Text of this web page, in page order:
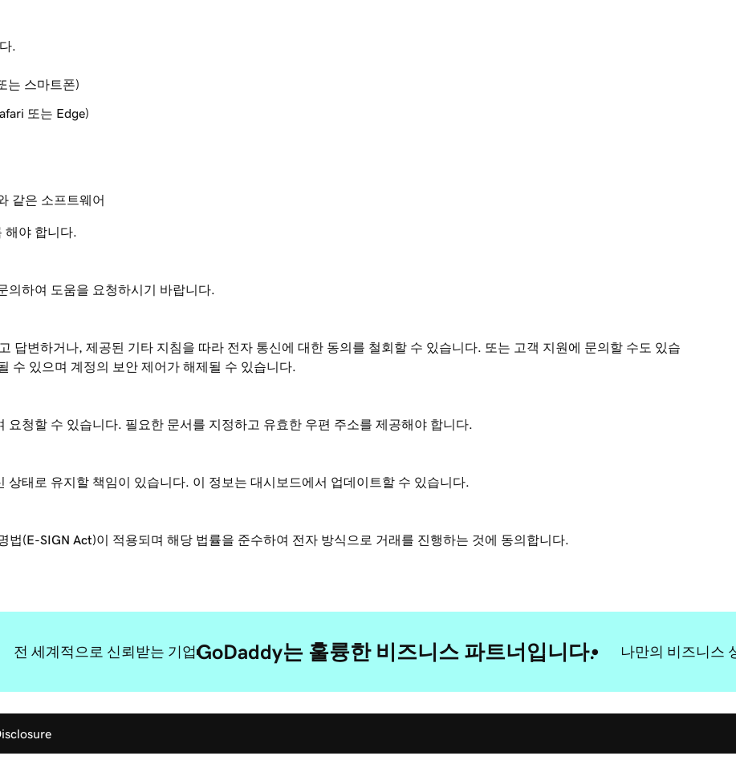
.
는 스마트폰)
또는 Edge)
같은 소프트웨어
야 합니다.
의하여 도움을 요청하시기 바랍니다.
답변하거나, 제공된 기타 지침을 따라 전자 통신에 대한 동의를 철회할 수 있습니다. 또는 고객 지원에 문의할 수도 있습
수 있으며 계정의 보안 제어가 해제될 수 있습니다.
청할 수 있습니다. 필요한 문서를 지정하고 유효한 우편 주소를 제공해야 합니다.
태로 유지할 책임이 있습니다. 이 정보는 대시보드에서 업데이트할 수 있습니다.
(E-SIGN Act)이 적용되며 해당 법률을 준수하여 전자 방식으로 거래를 진행하는 것에 동의합니다.
전 세계적으로 신뢰받는 기업GoDaddy는 훌륭한 비즈니스 파트너입니다. 나만의 비즈니스